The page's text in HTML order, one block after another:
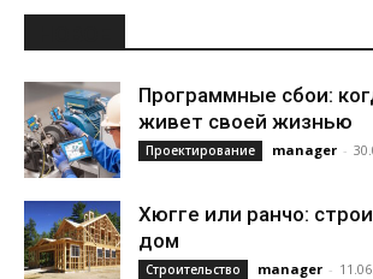
Программные сбои:
живет своей жизнью
Проектирование manager -
Хюгге или ранчо:
дом
Строительство manager -